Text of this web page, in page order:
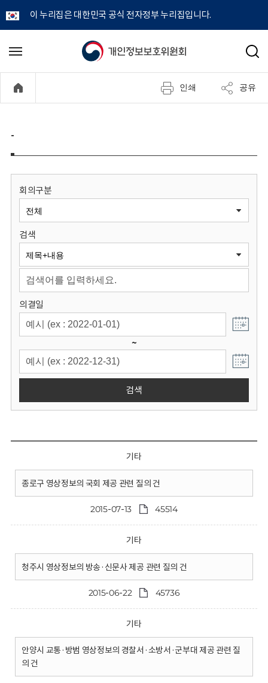
이 누리집은 대한민국 공식 전자정부 누리집입니다.
개
정
보
원
회
메
기
검
인쇄 공유
-
회의구분
검색
의결일
~
검색
기타
종로구 영상정보의 국회 제공 관련 질의 건
2015-07-13 45514
기타
청주시 영상정보의 방송·신문사 제공 관련 질의 건
2015-06-22 45736
기타
안양시 교통·방범 영상정보의 경찰서·소방서·군부대 제공 관련 질
의 건